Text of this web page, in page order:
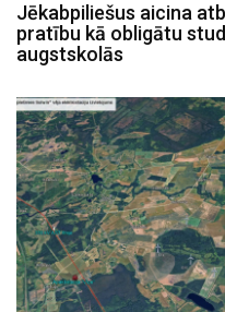
Jēkabpiliešus aicina
pratību kā obligātu
augstskolās